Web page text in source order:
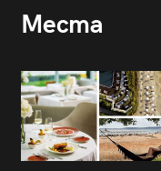
Места